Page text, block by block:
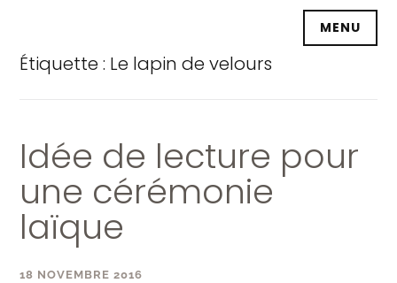
principal
MENU
Étiquette : Le lapin de velours
Idée de lecture pour
une cérémonie
laïque
18 NOVEMBRE 2016